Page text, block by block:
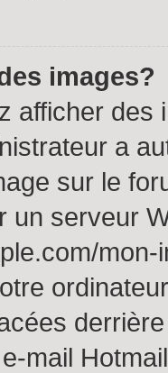
images?
afficher
a
sur le
un serveur
mail